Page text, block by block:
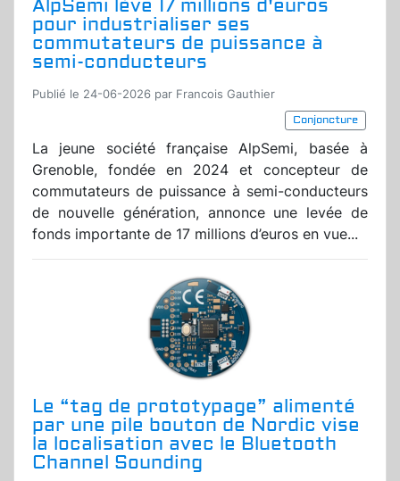
AlpSemi lève 17 millions d'euros
pour industrialiser ses
commutateurs de puissance à
semi-conducteurs
Publié le 24-06-2026 par Francois Gauthier
Conjoncture
La jeune société française AlpSemi, basée à
Grenoble, fondée en 2024 et concepteur de
commutateurs de puissance à semi-conducteurs
de nouvelle génération, annonce une levée de
fonds importante de 17 millions d’euros en vue...
Le “tag de prototypage” alimenté
par une pile bouton de Nordic vise
la localisation avec le Bluetooth
Channel Sounding